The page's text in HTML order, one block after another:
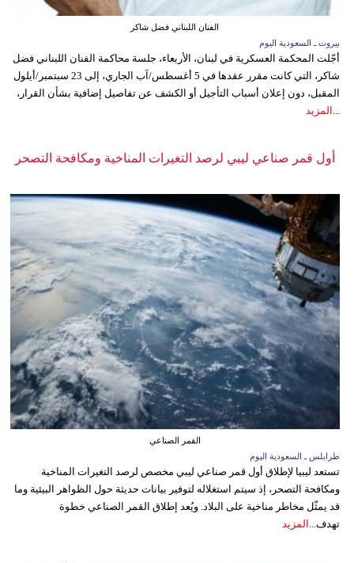
الفنان اللبناني فضل شاكر
بيروت ـ السعودية اليوم
أجّلت المحكمة العسكرية في لبنان، الأربعاء، جلسة محاكمة الفنان اللبناني فضل
شاكر، التي كانت مقرر عقدها في 5 أغسطس/آب الجاري، إلى 23 سبتمبر/أيلول
المقبل، دون إعلان أسباب التأجيل أو الكشف عن تفاصيل إضافية بشأن القرار،
المزيد
أول قمر صناعي ليبي لرصد التغيرات المناخية ومكافحة التصحر
القمر الصناعي
طرابلس ـ السعودية اليوم
تستعد ليبيا لإطلاق أول قمر صناعي ليبي مخصص لرصد التغيرات المناخية
ومكافحة التصحر، إذ سيتم استغلاله لتوفير بيانات حديثة حول الظواهر البيئية وما
قد يمثّل مخاطر مناخية على البلاد. ويُعد إطلاق القمر الصناعي خطوة
تهدف... المزيد